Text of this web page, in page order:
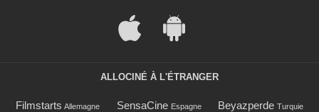
ALLOCINÉ À L'ÉTRANGER
Filmstarts Allemagne SensaCine Espagne Beyazperde Turquie